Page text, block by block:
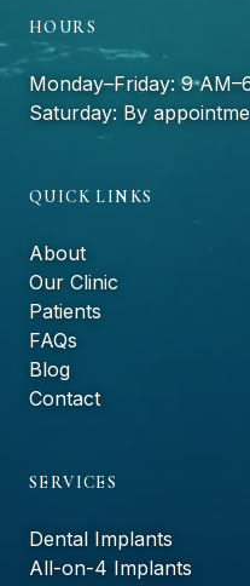
HOURS
Monday–Friday: 9
Saturday: By
QUICK LINKS
About
Our Clinic
Patients
FAQs
Blog
Contact
SERVICES
Dental Implants
All-on-4 Implants